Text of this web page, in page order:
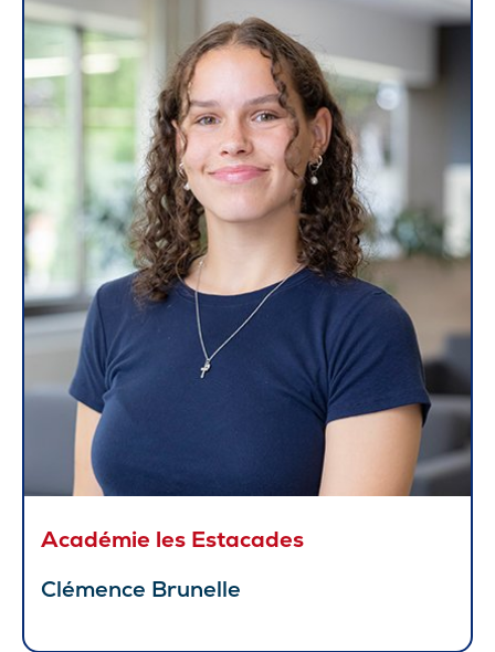
Académie les Estacades
Clémence Brunelle